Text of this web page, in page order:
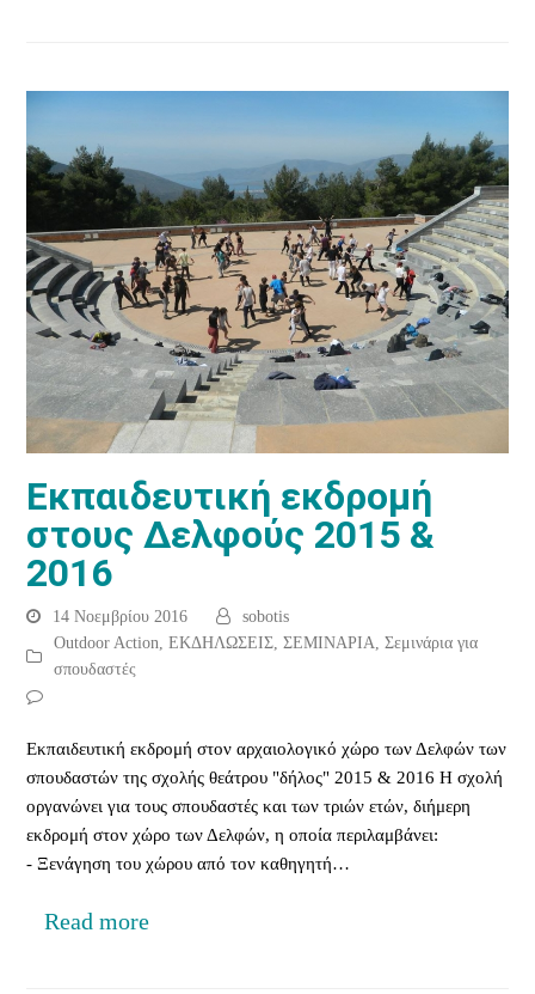
Εκπαιδευτική εκδρομή
στους Δελφούς 2015 &
2016
14 Νοεμβρίου 2016
sobotis
Outdoor Action,ΕΚΔΗΛΩΣΕΙΣ,ΣΕΜΙΝΑΡΙΑ,Σεμινάρια για
σπουδαστές
Εκπαιδευτική εκδρομή στον αρχαιολογικό χώρο των Δελφών των
σπουδαστών της σχολής θεάτρου "δήλος" 2015 & 2016 Η σχολή
οργανώνει για τους σπουδαστές και των τριών ετών, διήμερη
εκδρομή στον χώρο των Δελφών, η οποία περιλαμβάνει:
- Ξενάγηση του χώρου από τον καθηγητή…
Read more